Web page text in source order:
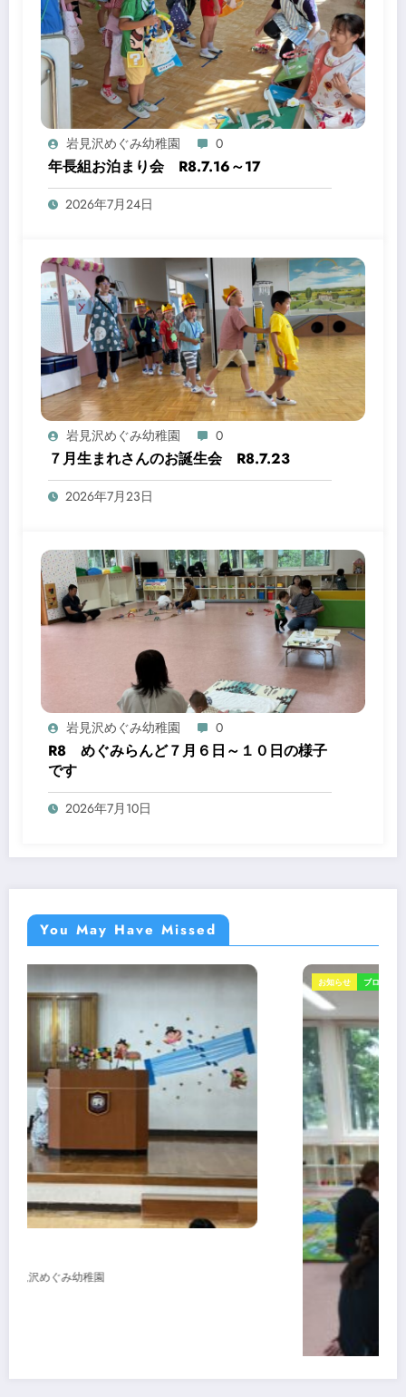
岩見沢めぐみ幼稚園 0
年長組お泊まり会 R8.7.16～17
2026年7月24日
岩見沢めぐみ幼稚園 0
７月生まれさんのお誕生会 R8.7.23
2026年7月23日
岩見沢めぐみ幼稚園 0
R8 めぐみらんど７月６日～１０日の様子
です
2026年7月10日
You May Have Missed
お知らせ ブログ めぐみらんど